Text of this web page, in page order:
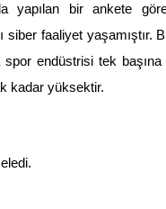
yapılan bir ankete
siber faaliyet yaşamıştır.
endüstrisi tek başına
kadar yüksektir.